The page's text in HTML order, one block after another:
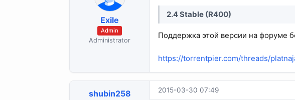
Exile
Admin
Administrator
2.4 Stable (R400)
Поддержка этой версии на форуме
https://torrentpier.com/threads/
shubin258 2015-03-30 07:49